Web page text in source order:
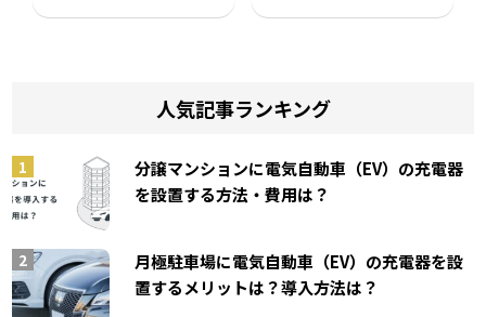
人気記事ランキング
分譲マンションに電気自動車（EV）の充電器
を設置する方法・費用は？
月極駐車場に電気自動車（EV）の充電器を設
置するメリットは？導入方法は？